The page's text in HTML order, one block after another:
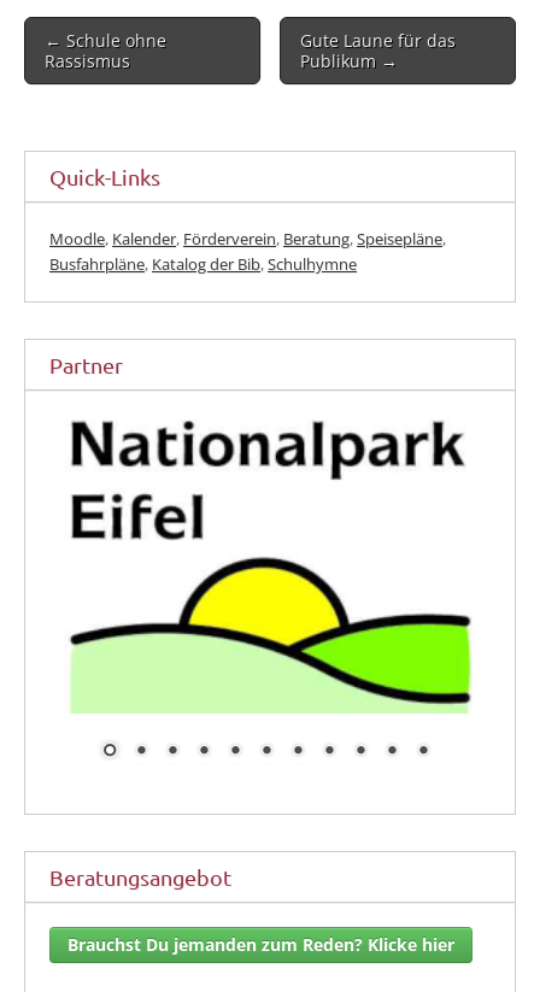
Post
navigation
← Schule ohne
Rassismus
Gute Laune für das
Publikum →
Quick-Links
Moodle, Kalender, Förderverein, Beratung,Speisepläne,
Busfahrpläne, Katalog der Bib,Schulhymne
Partner
Beratungsangebot
Brauchst Du jemanden zum Reden? Klicke hier